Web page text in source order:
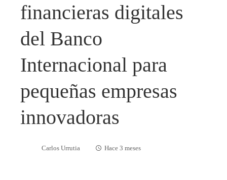
financieras digitales
del Banco
Internacional para
pequeñas empresas
innovadoras
Carlos Urrutia Hace 3 meses